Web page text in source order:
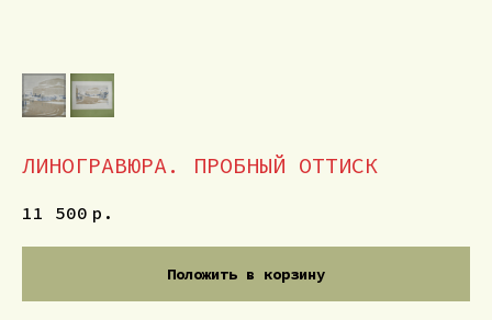
ЛИНОГРАВЮРА. ПРОБНЫЙ ОТТИСК
11 500 р.
Положить в корзину